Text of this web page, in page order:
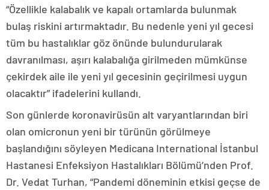
“Özellikle kalabalık ve kapalı ortamlarda bulunmak
bulaş riskini artırmaktadır. Bu nedenle yeni yıl gecesi
tüm bu hastalıklar göz önünde bulundurularak
davranılması, aşırı kalabalığa girilmeden mümkünse
çekirdek aile ile yeni yıl gecesinin geçirilmesi uygun
olacaktır” ifadelerini kullandı.
Son günlerde koronavirüsün alt varyantlarından biri
olan omicronun yeni bir türünün görülmeye
başlandığını söyleyen Medicana International İstanbul
Hastanesi Enfeksiyon Hastalıkları Bölümü’nden Prof.
Dr. Vedat Turhan, “Pandemi döneminin etkisi geçse de